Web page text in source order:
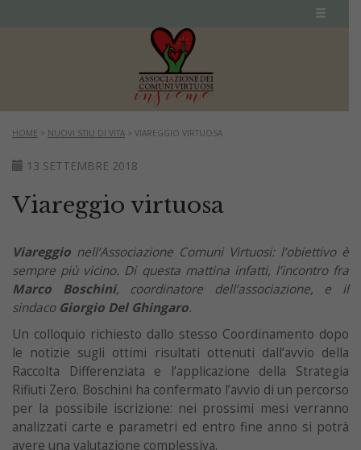
HOME > NUOVI STILI DI VITA > VIAREGGIO VIRTUOSA
13 SETTEMBRE 2018
Viareggio virtuosa
Viareggio nell’Associazione Comuni Virtuosi: l’obiettivo è
sempre più vicino. Di questa mattina infatti, l’incontro fra
Marco Boschini, coordinatore dell’associazione, e il
sindaco Giorgio Del Ghingaro.
Un colloquio richiesto dallo stesso Coordinamento dopo
le notizie sugli ottimi risultati ottenuti dall’avvio della
Raccolta Differenziata e l’applicazione della Strategia
Rifiuti Zero. Boschini ha confermato l’avvio di un percorso
per la possibile iscrizione: nei prossimi mesi verranno
analizzati carte e parametri ed entro fine anno si potrà
avere una valutazione complessiva.